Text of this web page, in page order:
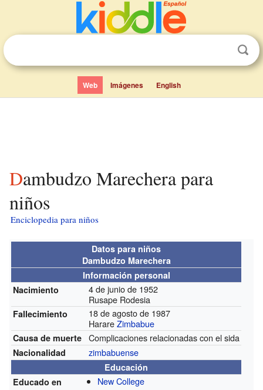
Web Imágenes English
Dambudzo Marechera para
niños
Enciclopedia para niños
Datos para niños
Dambudzo Marechera
Información personal
Nacimiento
4 de junio de 1952
Rusape Rodesia
Fallecimiento
18 de agosto de 1987
HarareZimbabue
Causa de muerte Complicaciones relacionadas con el sida
Nacionalidad zimbabuense
Educación
Educado en
New College